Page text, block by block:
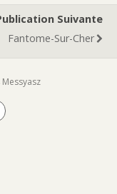
Suivante
Fantome-Sur-Cher